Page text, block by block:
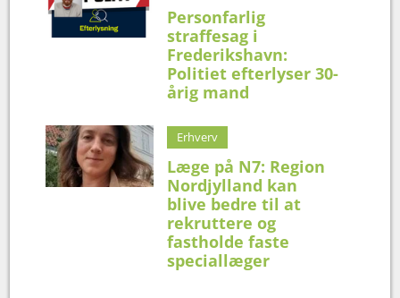
Personfarlig
straffesag i
Frederikshavn:
Politiet efterlyser 30-
årig mand
Erhverv
Læge på N7: Region
Nordjylland kan
blive bedre til at
rekruttere og
fastholde faste
speciallæger